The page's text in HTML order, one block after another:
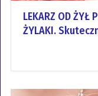
LEKARZ OD ŻYŁ
ŻYLAKI.